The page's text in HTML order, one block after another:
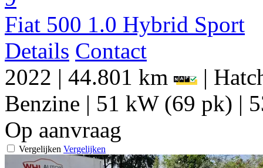
Fiat 500 1.0 Hybrid Sport
Details Contact
2022 | 44.801 km |
Benzine | 51 kW (69 pk) |
Op aanvraag
Vergelijken Vergelijken